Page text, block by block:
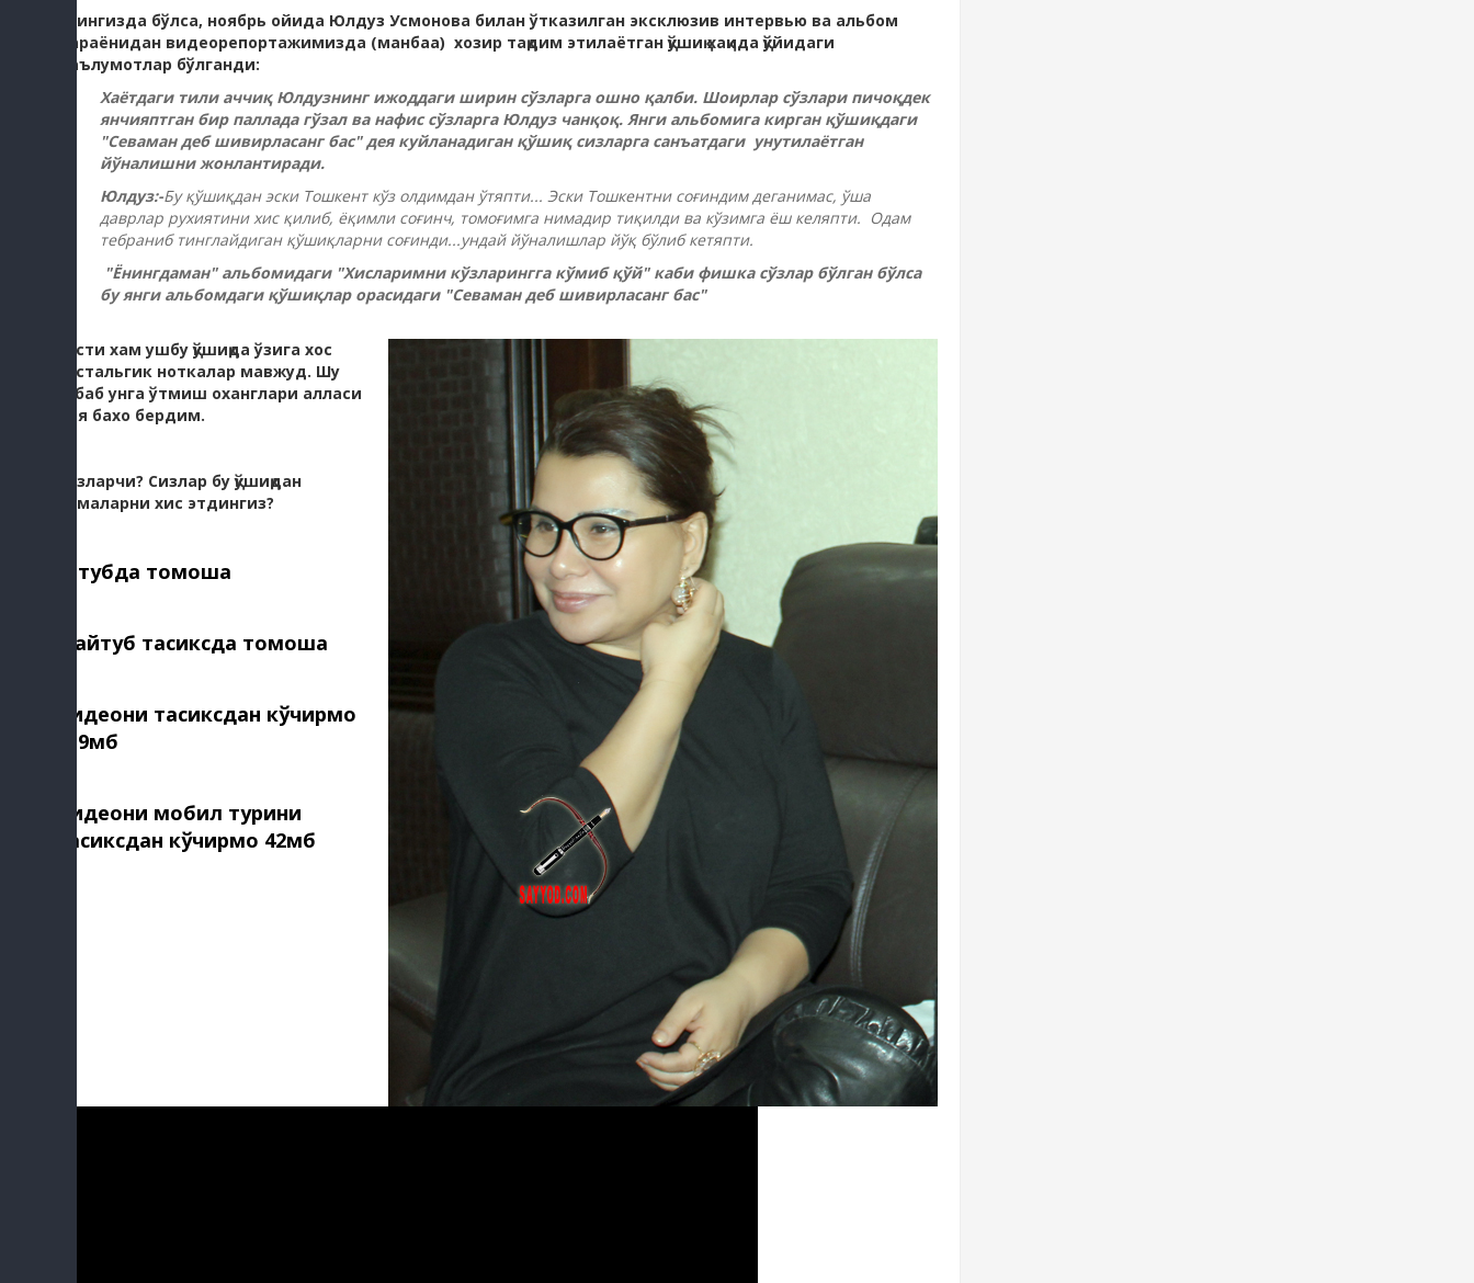
Ёдингизда бўлса, ноябрь ойида Юлдуз Усмонова билан ўтказилган эксклюзив интервью ва альбом
жараёнидан видеорепортажимизда (манбаа) хозир тақдим этилаётган қўшиқ хақида қўйидаги
маълумотлар бўлганди:
Хаётдаги тили аччиқ Юлдузнинг ижоддаги ширин сўзларга ошно қалби. Шоирлар сўзлари пичоқдек
янчияптган бир паллада гўзал ва нафис сўзларга Юлдуз чанқоқ. Янги альбомига кирган қўшиқдаги
"Севаман деб шивирласанг бас" дея куйланадиган қўшиқ сизларга санъатдаги унутилаётган
йўналишни жонлантиради.
Юлдуз:-Бу қўшиқдан эски Тошкент кўз олдимдан ўтяпти... Эски Тошкентни соғиндим деганимас, ўша
даврлар рухиятини хис қилиб, ёқимли соғинч, томоғимга нимадир тиқилди ва кўзимга ёш келяпти. Одам
тебраниб тинглайдиган қўшиқларни соғинди...ундай йўналишлар йўқ бўлиб кетяпти.
"Ёнингдаман" альбомидаги "Хисларимни кўзларингга кўмиб қўй" каби фишка сўзлар бўлган бўлса
бу янги альбомдаги қўшиқлар орасидаги "Севаман деб шивирласанг бас"
Рости хам ушбу қўшиқда ўзига хос
ностальгик ноткалар мавжуд. Шу
сабаб унга ўтмиш оханглари алласи
дея бахо бердим.
Сизларчи? Сизлар бу қўшиқдан
нималарни хис этдингиз?
Ютубда томоша
Майтуб тасиксда томоша
Видеони тасиксдан кўчирмоқ
219мб
Видеони мобил турини
тасиксдан кўчирмоқ 42мб